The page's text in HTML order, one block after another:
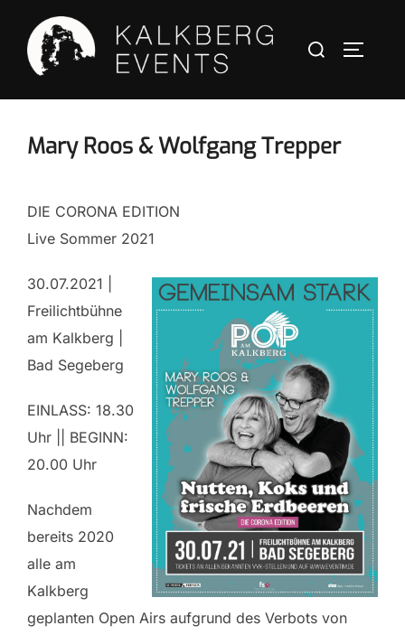
Mary Roos & Wolfgang Trepper
DIE CORONA EDITION
Live Sommer 2021
30.07.2021 |
Freilichtbühne
am Kalkberg |
Bad Segeberg
EINLASS: 18.30
Uhr || BEGINN:
20.00 Uhr
Nachdem
bereits 2020
alle am
Kalkberg
geplanten Open Airs aufgrund des Verbots von